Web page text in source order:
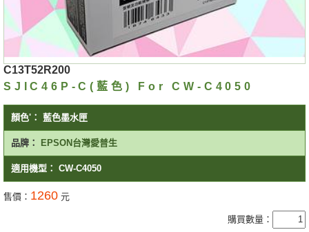
C13T52R200
SJIC46P-C(藍色) For CW-C4050
顏色'： 藍色墨水匣
品牌： EPSON台灣愛普生
適用機型： CW-C4050
售價： 1260 元
購買數量：